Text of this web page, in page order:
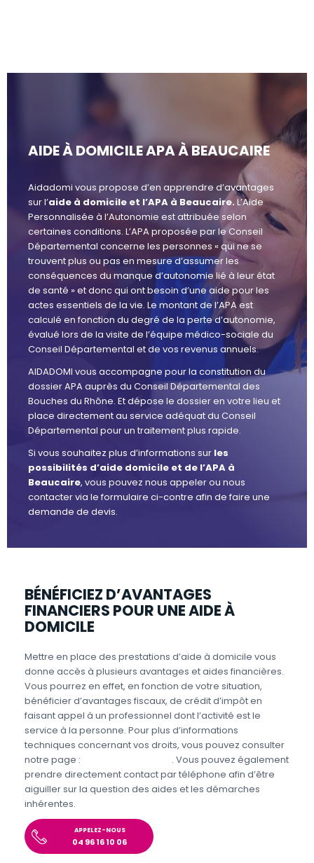
AIDE À DOMICILE APA À BEAUCAIRE
Aidadomi vous propose d’en apprendre d’avantages
sur l’aide à domicile et l’APA à Beaucaire.L’Aide
Personnalisée à l’Autonomie est attribuée selon
certaines conditions. L’APA proposée par le Conseil
Départemental concerne les personnes « qui ne se
trouvent plus ou pas en mesure d’assumer les
conséquences du manque d’autonomie lié à leur état
de santé » et donc qui ont besoin d’une aide pour les
actes essentiels de la vie. Le montant de l’APA est
calculé en fonction du degré de la perte d’autonomie,
évalué lors de la visite de l’équipe médico-sociale du
Conseil Départemental et de vos revenus annuels.
AIDADOMI vous accompagne pour la constitution du
dossier APA auprès du Conseil Départemental des
Bouches du Rhône. Et dépose le dossier en votre lieu et
place directement au service adéquat du Conseil
Départemental pour un traitement plus rapide.
Si vous souhaitez plus d’informations sur les
possibilités d’aide domicile et de l’APA à
Beaucaire, vous pouvez nous appeler ou nous
contacter via le formulaire ci-contre afin de faire une
demande de devis.
BÉNÉFICIEZ D’AVANTAGES
FINANCIERS POUR UNE AIDE À
DOMICILE
Mettre en place des prestations d’aide à domicile vous
donne accès à plusieurs avantages et aides financières.
Vous pourrez en effet, en fonction de votre situation,
bénéficier d’avantages fiscaux, de crédit d’impôt en
faisant appel à un professionnel dont l’activité est le
service à la personne. Pour plus d’informations
techniques concernant vos droits, vous pouvez consulter
notre page :
. Vous pouvez également
prendre directement contact par téléphone afin d’être
aiguiller sur la question des aides et les démarches
inhérentes.
APPELEZ-NOUS
04 96 16 10 06